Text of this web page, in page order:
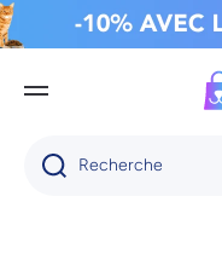
IGNORER ET
Recherche